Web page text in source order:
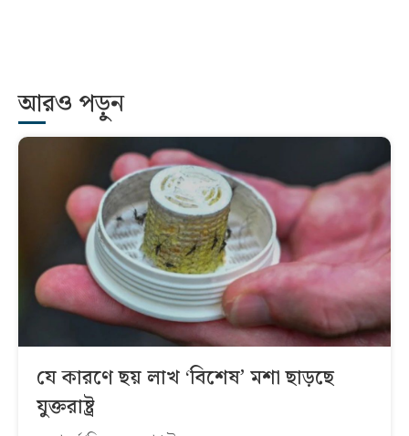
আরও পড়ুন
যে কারণে ছয় লাখ ‘বিশেষ’ মশা ছাড়ছে
যুক্তরাষ্ট্র